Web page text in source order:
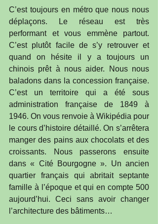
C’est toujours en métro que nous nous
déplaçons. Le réseau est très
performant et vous emmène partout.
C’est plutôt facile de s’y retrouver et
quand on hésite il y a toujours un
chinois prêt à nous aider. Nous nous
baladons dans la concession française.
C’est un territoire qui a été sous
administration française de 1849 à
1946. On vous renvoie à Wikipédia pour
le cours d’histoire détaillé. On s’arrêtera
manger des pains aux chocolats et des
croissants. Nous passerons ensuite
dans « Cité Bourgogne ». Un ancien
quartier français qui abritait septante
famille à l’époque et qui en compte 500
aujourd’hui. Ceci sans avoir changer
l’architecture des bâtiments…